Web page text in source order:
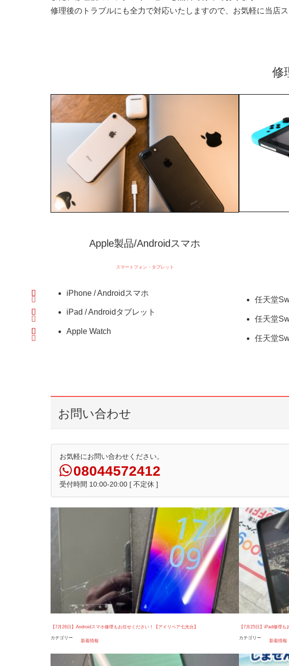
修理後のトラブルにも全力で対応いたしますので、お気軽に当店
修
Apple製品/Androidスマホ
スマートフォン・タブレット
iPhone / Androidスマホ
iPad / Androidタブレット
Apple Watch
任天堂
任天堂
任天堂
お問い合わせ
お気軽にお問い合わせください。
08044572412
受付時間 10:00-20:00 [ 不定休 ]
【7月26日】Androidスマホ修理もお任せください！【アイリペア七光台】
カテゴリー
新着情報
【7月25日】iPad修理
カテゴリー
新着情報